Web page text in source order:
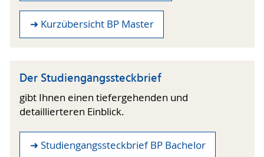
➜ Kurzübersicht BP Master
Der Studiengangssteckbrief
gibt Ihnen einen tiefergehenden und
detaillierteren Einblick.
➜ Studiengangssteckbrief BP Bachelor